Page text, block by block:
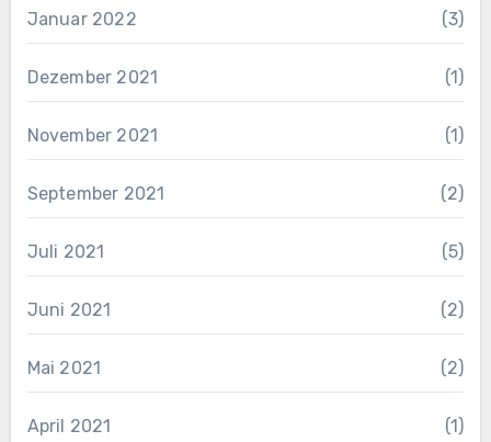
Januar 2022 (3)
Dezember 2021 (1)
November 2021 (1)
September 2021 (2)
Juli 2021 (5)
Juni 2021 (2)
Mai 2021 (2)
April 2021 (1)